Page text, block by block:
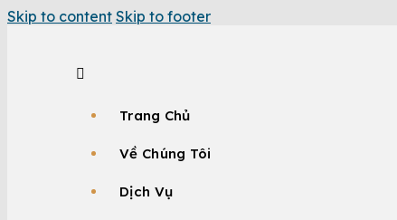
Skip to content Skip to footer
Trang Chủ
Về Chúng Tôi
Dịch Vụ